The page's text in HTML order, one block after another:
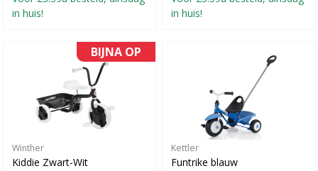
in huis!
in huis!
BIJNA OP
Winther
Kiddie Zwart-Wit
Kettler
Funtrike blauw